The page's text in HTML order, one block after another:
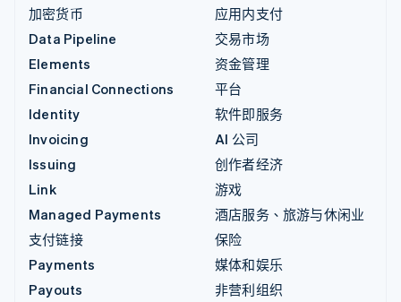
加密货币
Data Pipeline
Elements
Financial Connections
Identity
Invoicing
Issuing
Link
Managed Payments
支付链接
Payments
Payouts
应用内支付
交易市场
资金管理
平台
软件即服务
AI 公司
创作者经济
游戏
酒店服务、旅游与休闲业
保险
媒体和娱乐
非营利组织